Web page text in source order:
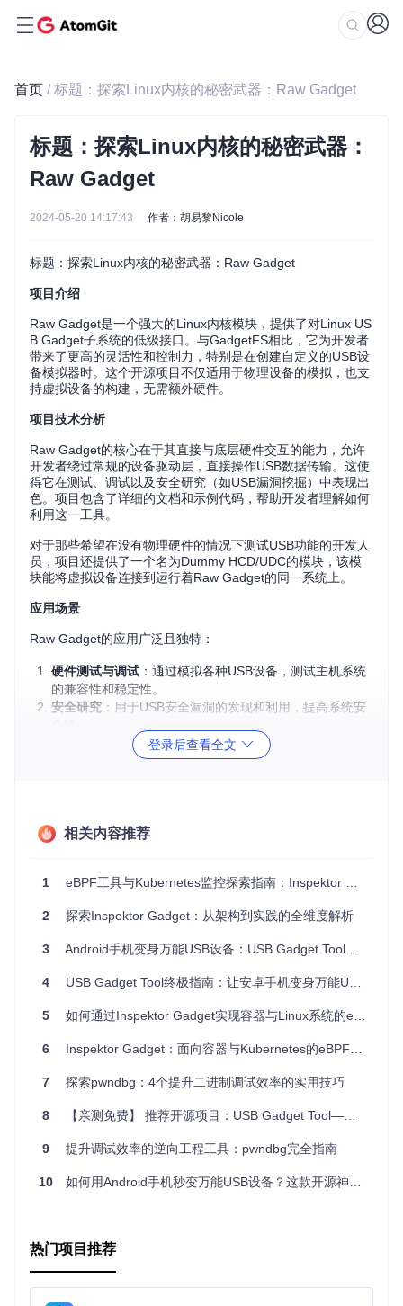
首页 / 标题：探索Linux内核的秘密武器：Raw Gadget
标题：探索Linux内核的秘密武器：
Raw Gadget
2024-05-20 14:17:43 作者：胡易黎Nicole
标题：探索Linux内核的秘密武器：Raw Gadget
项目介绍
Raw Gadget是一个强大的Linux内核模块，提供了对Linux US
B Gadget子系统的低级接口。与GadgetFS相比，它为开发者
带来了更高的灵活性和控制力，特别是在创建自定义的USB设
备模拟器时。这个开源项目不仅适用于物理设备的模拟，也支
持虚拟设备的构建，无需额外硬件。
项目技术分析
Raw Gadget的核心在于其直接与底层硬件交互的能力，允许
开发者绕过常规的设备驱动层，直接操作USB数据传输。这使
得它在测试、调试以及安全研究（如USB漏洞挖掘）中表现出
色。项目包含了详细的文档和示例代码，帮助开发者理解如何
利用这一工具。
对于那些希望在没有物理硬件的情况下测试USB功能的开发人
员，项目还提供了一个名为Dummy HCD/UDC的模块，该模
块能将虚拟设备连接到运行着Raw Gadget的同一系统上。
应用场景
Raw Gadget的应用广泛且独特：
硬件测试与调试 ：通过模拟各种USB设备，测试主机系统
的兼容性和稳定性。
安全研究 ：用于USB安全漏洞的发现和利用，提高系统安
：在开发新USB驱动或应用时，可以快速验证US
B协议栈的行为。
低级别接口：提供对USB协议的直接访问，不受标准驱动
灵活性高：可模拟各种类型的USB设备，包括物理和虚拟
宽泛的硬件支持：适配多种平台，包括Raspberry Pi等常
文档详尽：配有丰富的教程和示例代码，方便上手。
维护。
总的来说，无论你是寻求创新USB解决方案的开发者，还是热
具。其强大的功能和深度定制的可能性，将为你打开新的技术
登录后查看全文
相关内容推荐
1 eBPF工具与Kubernetes监控探索指南：Inspektor Gadget实战解析
2 探索Inspektor Gadget：从架构到实践的全维度解析
3 Android手机变身万能USB设备：USB Gadget Tool终极指南
4 USB Gadget Tool终极指南：让安卓手机变身万能USB外设的完整教程
5 如何通过Inspektor Gadget实现容器与Linux系统的eBPF监控？零基础入门指南
6 Inspektor Gadget：面向容器与Kubernetes的eBPF监控解决方案
7 探索pwndbg：4个提升二进制调试效率的实用技巧
8 【亲测免费】 推荐开源项目：USB Gadget Tool——打造你的Android万能USB设备！
9 提升调试效率的逆向工程工具：pwndbg完全指南
10 如何用Android手机秒变万能USB设备？这款开源神器让你彻底解放创造力！
热门项目推荐